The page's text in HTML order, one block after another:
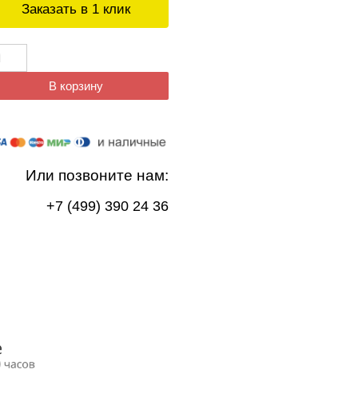
Заказать в 1 клик
В корзину
Или позвоните нам:
+7 (499) 390 24 36